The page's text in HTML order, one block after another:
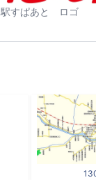
駅すぱあと ロゴ